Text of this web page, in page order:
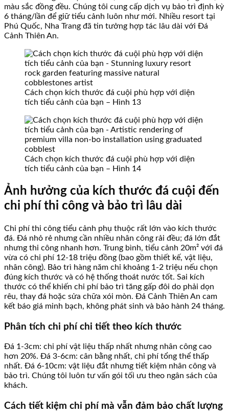
màu sắc đồng đều. Chúng tôi cung cấp dịch vụ bảo trì định kỳ
6 tháng/lần để giữ tiểu cảnh luôn như mới. Nhiều resort tại
Phú Quốc, Nha Trang đã tin tưởng hợp tác lâu dài với Đá
Cảnh Thiên An.
Cách chọn kích thước đá cuội phù hợp với diện
tích tiểu cảnh của bạn – Hình 13
Cách chọn kích thước đá cuội phù hợp với diện
tích tiểu cảnh của bạn – Hình 14
Ảnh hưởng của kích thước đá cuội đến
chi phí thi công và bảo trì lâu dài
Chi phí thi công tiểu cảnh phụ thuộc rất lớn vào kích thước
đá. Đá nhỏ rẻ nhưng cần nhiều nhân công rải đều; đá lớn đắt
nhưng thi công nhanh hơn. Trung bình, tiểu cảnh 20m² với đá
vừa có chi phí 12-18 triệu đồng (bao gồm thiết kế, vật liệu,
nhân công). Bảo trì hàng năm chỉ khoảng 1-2 triệu nếu chọn
đúng kích thước và có hệ thống thoát nước tốt. Sai kích
thước có thể khiến chi phí bảo trì tăng gấp đôi do phải dọn
rêu, thay đá hoặc sửa chữa xói mòn. Đá Cảnh Thiên An cam
kết báo giá minh bạch, không phát sinh và bảo hành 24 tháng.
Phân tích chi phí chi tiết theo kích thước
Đá 1-3cm: chi phí vật liệu thấp nhất nhưng nhân công cao
hơn 20%. Đá 3-6cm: cân bằng nhất, chi phí tổng thể thấp
nhất. Đá 6-10cm: vật liệu đắt nhưng tiết kiệm nhân công và
bảo trì. Chúng tôi luôn tư vấn gói tối ưu theo ngân sách của
khách.
Cách tiết kiệm chi phí mà vẫn đảm bảo chất lượng